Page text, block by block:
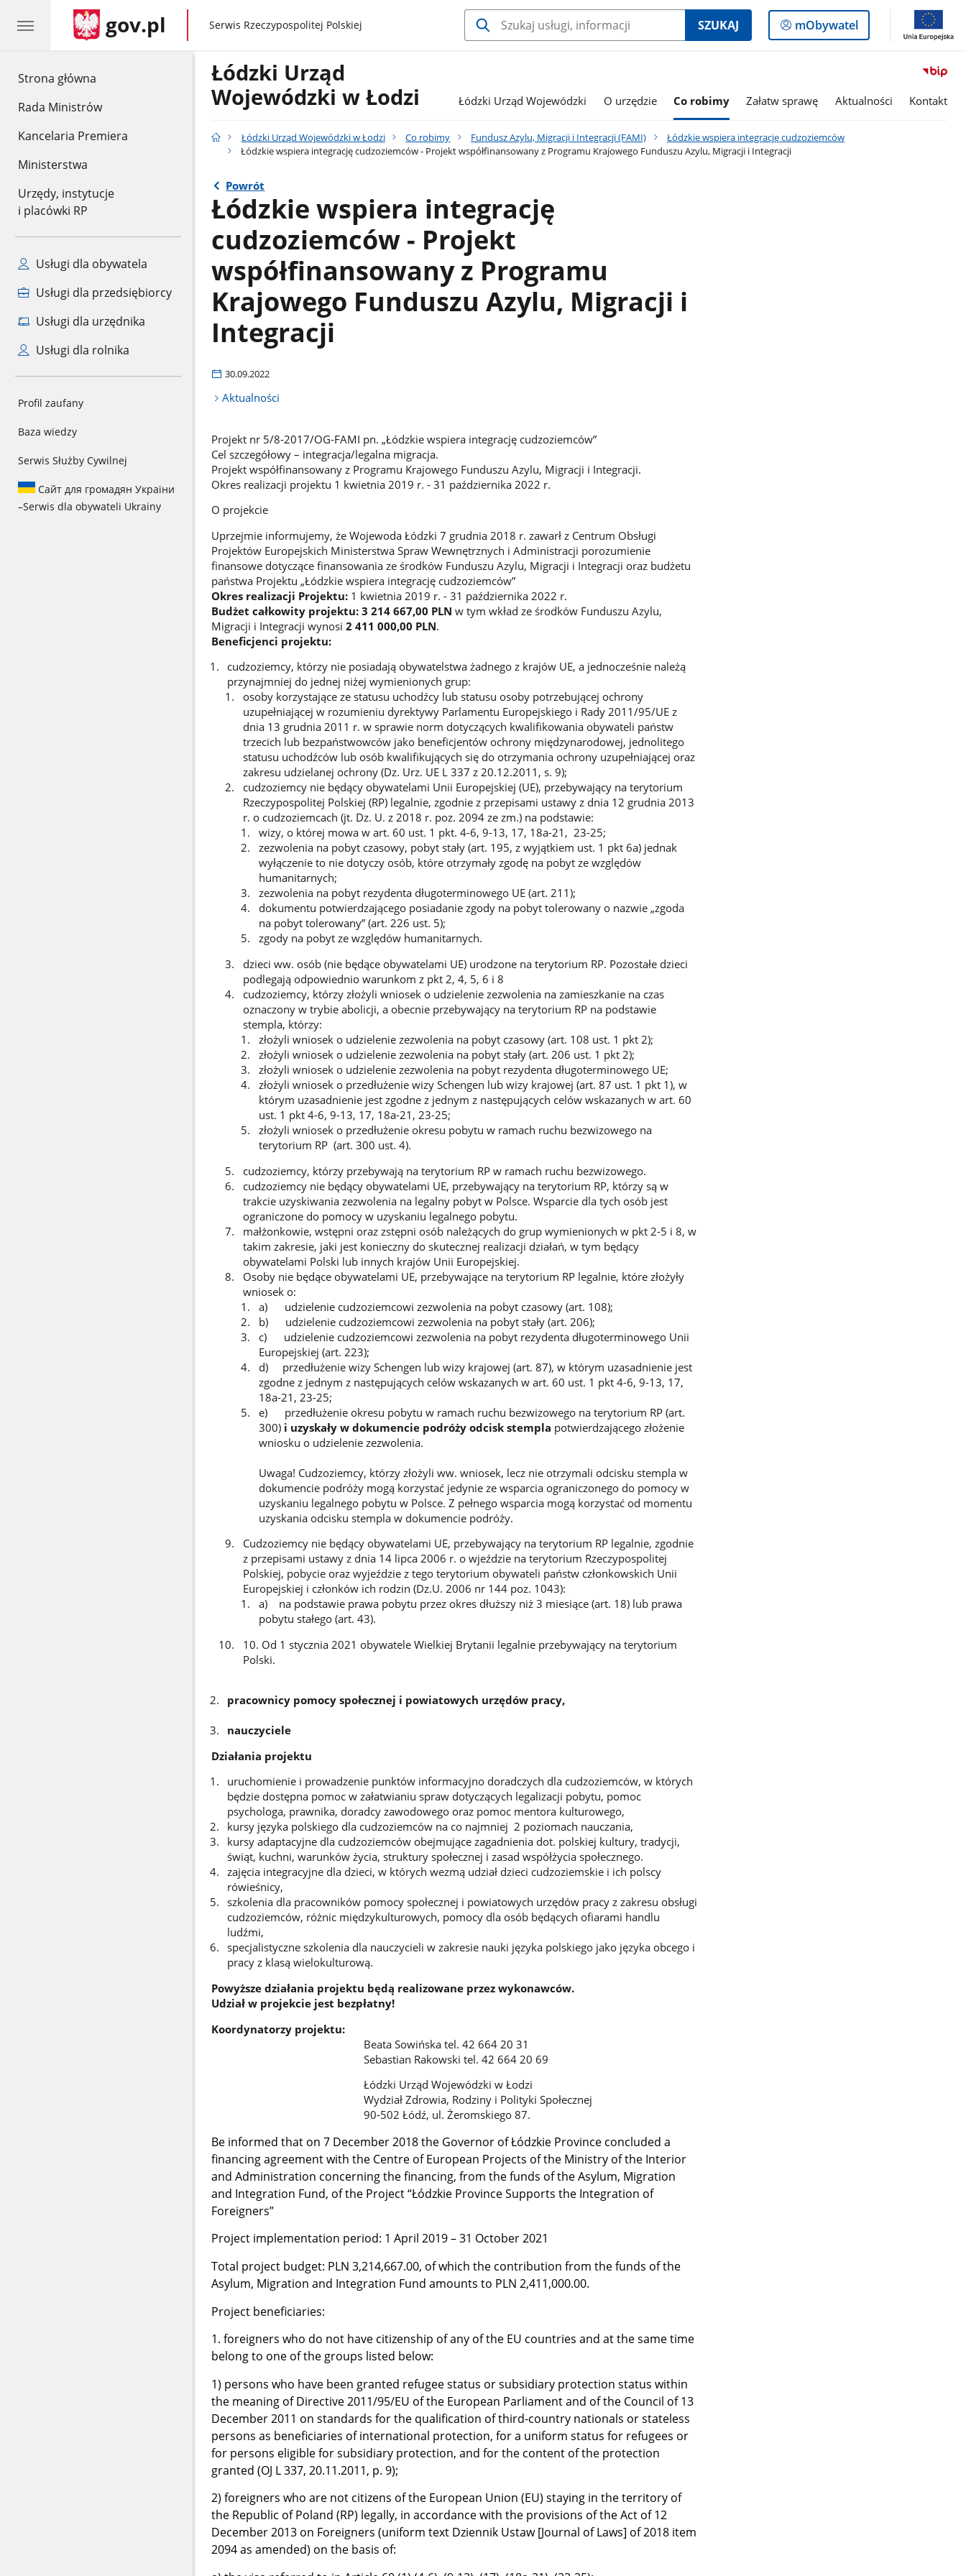
Strona główna
Rada Ministrów
Kancelaria Premiera
Ministerstwa
Urzędy, instytucje
i placówki RP
Usługi dla obywatela
Usługi dla przedsiębiorcy
Usługi dla urzędnika
Usługi dla rolnika
Profil zaufany
Baza wiedzy
Serwis Służby Cywilnej
Сайт для громадян України
–Serwis dla obywateli Ukrainy
gov.pl gov.pl
Serwis Rzeczypospolitej Polskiej SZUKAJ
Logowanie
do
mObywatel
Łódzki Urząd
Wojewódzki w Łodzi
Łódzki Urząd Wojewódzki O urzędzie Co robimy Załatw sprawę Aktualności Kontakt
Łódzki Urząd Wojewódzki w Łodzi Co robimy Fundusz Azylu, Migracji i Integracji (FAMI)
Łódzkie wspiera integrację cudzoziemców
Łódzkie wspiera integrację cudzoziemców - Projekt współfinansowany z Programu Krajowego Funduszu Azylu, Migracji i Integracji
Powrót
Łódzkie wspiera integrację
cudzoziemców - Projekt
współfinansowany z Programu
Krajowego Funduszu Azylu, Migracji i
Integracji
30.09.2022
Aktualności
Projekt nr 5/8-2017/OG-FAMI pn. „Łódzkie wspiera integrację cudzoziemców”
Cel szczegółowy – integracja/legalna migracja.
Projekt współfinansowany z Programu Krajowego Funduszu Azylu, Migracji i Integracji.
Okres realizacji projektu 1 kwietnia 2019 r. - 31 października 2022 r.
O projekcie
Uprzejmie informujemy, że Wojewoda Łódzki 7 grudnia 2018 r. zawarł z Centrum Obsługi
Projektów Europejskich Ministerstwa Spraw Wewnętrznych i Administracji porozumienie
finansowe dotyczące finansowania ze środków Funduszu Azylu, Migracji i Integracji oraz budżetu
państwa Projektu „Łódzkie wspiera integrację cudzoziemców”
Okres realizacji Projektu:1 kwietnia 2019 r. - 31 października 2022 r.
Budżet całkowity projektu: 3 214 667,00 PLN w tym wkład ze środków Funduszu Azylu,
Migracji i Integracji wynosi 2 411 000,00 PLN.
Beneficjenci projektu:
cudzoziemcy, którzy nie posiadają obywatelstwa żadnego z krajów UE, a jednocześnie należą
przynajmniej do jednej niżej wymienionych grup:
osoby korzystające ze statusu uchodźcy lub statusu osoby potrzebującej ochrony
uzupełniającej w rozumieniu dyrektywy Parlamentu Europejskiego i Rady 2011/95/UE z
dnia 13 grudnia 2011 r. w sprawie norm dotyczących kwalifikowania obywateli państw
trzecich lub bezpaństwowców jako beneficjentów ochrony międzynarodowej, jednolitego
statusu uchodźców lub osób kwalifikujących się do otrzymania ochrony uzupełniającej oraz
zakresu udzielanej ochrony (Dz. Urz. UE L 337 z 20.12.2011, s. 9);
cudzoziemcy nie będący obywatelami Unii Europejskiej (UE), przebywający na terytorium
Rzeczypospolitej Polskiej (RP) legalnie, zgodnie z przepisami ustawy z dnia 12 grudnia 2013
r. o cudzoziemcach (jt. Dz. U. z 2018 r. poz. 2094 ze zm.) na podstawie:
wizy, o której mowa w art. 60 ust. 1 pkt. 4-6, 9-13, 17, 18a-21, 23-25;
zezwolenia na pobyt czasowy, pobyt stały (art. 195, z wyjątkiem ust. 1 pkt 6a) jednak
wyłączenie to nie dotyczy osób, które otrzymały zgodę na pobyt ze względów
humanitarnych;
zezwolenia na pobyt rezydenta długoterminowego UE (art. 211);
dokumentu potwierdzającego posiadanie zgody na pobyt tolerowany o nazwie „zgoda
na pobyt tolerowany” (art. 226 ust. 5);
zgody na pobyt ze względów humanitarnych.
dzieci ww. osób (nie będące obywatelami UE) urodzone na terytorium RP. Pozostałe dzieci
podlegają odpowiednio warunkom z pkt 2, 4, 5, 6 i 8
cudzoziemcy, którzy złożyli wniosek o udzielenie zezwolenia na zamieszkanie na czas
oznaczony w trybie abolicji, a obecnie przebywający na terytorium RP na podstawie
stempla, którzy:
złożyli wniosek o udzielenie zezwolenia na pobyt czasowy (art. 108 ust. 1 pkt 2);
złożyli wniosek o udzielenie zezwolenia na pobyt stały (art. 206 ust. 1 pkt 2);
złożyli wniosek o udzielenie zezwolenia na pobyt rezydenta długoterminowego UE;
złożyli wniosek o przedłużenie wizy Schengen lub wizy krajowej (art. 87 ust. 1 pkt 1), w
którym uzasadnienie jest zgodne z jednym z następujących celów wskazanych w art. 60
ust. 1 pkt 4-6, 9-13, 17, 18a-21, 23-25;
złożyli wniosek o przedłużenie okresu pobytu w ramach ruchu bezwizowego na
terytorium RP (art. 300 ust. 4).
cudzoziemcy, którzy przebywają na terytorium RP w ramach ruchu bezwizowego.
cudzoziemcy nie będący obywatelami UE, przebywający na terytorium RP, którzy są w
trakcie uzyskiwania zezwolenia na legalny pobyt w Polsce. Wsparcie dla tych osób jest
ograniczone do pomocy w uzyskaniu legalnego pobytu.
małżonkowie, wstępni oraz zstępni osób należących do grup wymienionych w pkt 2-5 i 8, w
takim zakresie, jaki jest konieczny do skutecznej realizacji działań, w tym będący
obywatelami Polski lub innych krajów Unii Europejskiej.
Osoby nie będące obywatelami UE, przebywające na terytorium RP legalnie, które złożyły
wniosek o:
a) udzielenie cudzoziemcowi zezwolenia na pobyt czasowy (art. 108);
b) udzielenie cudzoziemcowi zezwolenia na pobyt stały (art. 206);
c) udzielenie cudzoziemcowi zezwolenia na pobyt rezydenta długoterminowego Unii
Europejskiej (art. 223);
d) przedłużenie wizy Schengen lub wizy krajowej (art. 87), w którym uzasadnienie jest
zgodne z jednym z następujących celów wskazanych w art. 60 ust. 1 pkt 4-6, 9-13, 17,
18a-21, 23-25;
e) przedłużenie okresu pobytu w ramach ruchu bezwizowego na terytorium RP (art.
300) i uzyskały w dokumencie podróży odcisk stempla potwierdzającego złożenie
wniosku o udzielenie zezwolenia.
Uwaga! Cudzoziemcy, którzy złożyli ww. wniosek, lecz nie otrzymali odcisku stempla w
dokumencie podróży mogą korzystać jedynie ze wsparcia ograniczonego do pomocy w
uzyskaniu legalnego pobytu w Polsce. Z pełnego wsparcia mogą korzystać od momentu
uzyskania odcisku stempla w dokumencie podróży.
Cudzoziemcy nie będący obywatelami UE, przebywający na terytorium RP legalnie, zgodnie
z przepisami ustawy z dnia 14 lipca 2006 r. o wjeździe na terytorium Rzeczypospolitej
Polskiej, pobycie oraz wyjeździe z tego terytorium obywateli państw członkowskich Unii
Europejskiej i członków ich rodzin (Dz.U. 2006 nr 144 poz. 1043):
a) na podstawie prawa pobytu przez okres dłuższy niż 3 miesiące (art. 18) lub prawa
pobytu stałego (art. 43).
10. Od 1 stycznia 2021 obywatele Wielkiej Brytanii legalnie przebywający na terytorium
Polski.
pracownicy pomocy społecznej i powiatowych urzędów pracy,
nauczyciele
Działania projektu
uruchomienie i prowadzenie punktów informacyjno doradczych dla cudzoziemców, w których
będzie dostępna pomoc w załatwianiu spraw dotyczących legalizacji pobytu, pomoc
psychologa, prawnika, doradcy zawodowego oraz pomoc mentora kulturowego,
kursy języka polskiego dla cudzoziemców na co najmniej 2 poziomach nauczania,
kursy adaptacyjne dla cudzoziemców obejmujące zagadnienia dot. polskiej kultury, tradycji,
świąt, kuchni, warunków życia, struktury społecznej i zasad współżycia społecznego.
zajęcia integracyjne dla dzieci, w których wezmą udział dzieci cudzoziemskie i ich polscy
rówieśnicy,
szkolenia dla pracowników pomocy społecznej i powiatowych urzędów pracy z zakresu obsługi
cudzoziemców, różnic międzykulturowych, pomocy dla osób będących ofiarami handlu
ludźmi,
specjalistyczne szkolenia dla nauczycieli w zakresie nauki języka polskiego jako języka obcego i
pracy z klasą wielokulturową.
Powyższe działania projektu będą realizowane przez wykonawców.
Udział w projekcie jest bezpłatny!
Koordynatorzy projektu:
Beata Sowińska tel. 42 664 20 31
Sebastian Rakowski tel. 42 664 20 69
Łódzki Urząd Wojewódzki w Łodzi
Wydział Zdrowia, Rodziny i Polityki Społecznej
90-502 Łódź, ul. Żeromskiego 87.
Be informed that on 7 December 2018 the Governor of Łódzkie Province concluded a
financing agreement with the Centre of European Projects of the Ministry of the Interior
and Administration concerning the financing, from the funds of the Asylum, Migration
and Integration Fund, of the Project “Łódzkie Province Supports the Integration of
Foreigners”
Project implementation period: 1 April 2019 – 31 October 2021
Total project budget: PLN 3,214,667.00, of which the contribution from the funds of the
Asylum, Migration and Integration Fund amounts to PLN 2,411,000.00.
Project beneficiaries:
1. foreigners who do not have citizenship of any of the EU countries and at the same time
belong to one of the groups listed below:
1) persons who have been granted refugee status or subsidiary protection status within
the meaning of Directive 2011/95/EU of the European Parliament and of the Council of 13
December 2011 on standards for the qualification of third-country nationals or stateless
persons as beneficiaries of international protection, for a uniform status for refugees or
for persons eligible for subsidiary protection, and for the content of the protection
granted (OJ L 337, 20.11.2011, p. 9);
2) foreigners who are not citizens of the European Union (EU) staying in the territory of
the Republic of Poland (RP) legally, in accordance with the provisions of the Act of 12
December 2013 on Foreigners (uniform text Dziennik Ustaw [Journal of Laws] of 2018 item
2094 as amended) on the basis of: